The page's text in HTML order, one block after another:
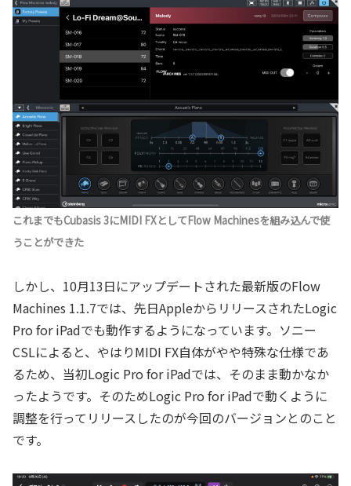
これまでもCubasis 3にMIDI FXとしてFlow Machinesを組み込んで使
うことができた
しかし、10月13日にアップデートされた最新版のFlow
Machines 1.1.7では、先日AppleからリリースされたLogic
Pro for iPadでも動作するようになっています。ソニー
CSLによると、やはりMIDI FX自体がやや特殊な仕様であ
るため、当初Logic Pro for iPadでは、そのまま動かなか
ったようです。そのためLogic Pro for iPadで動くように
調整を行ってリリースしたのが今回のバージョンとのこと
です。